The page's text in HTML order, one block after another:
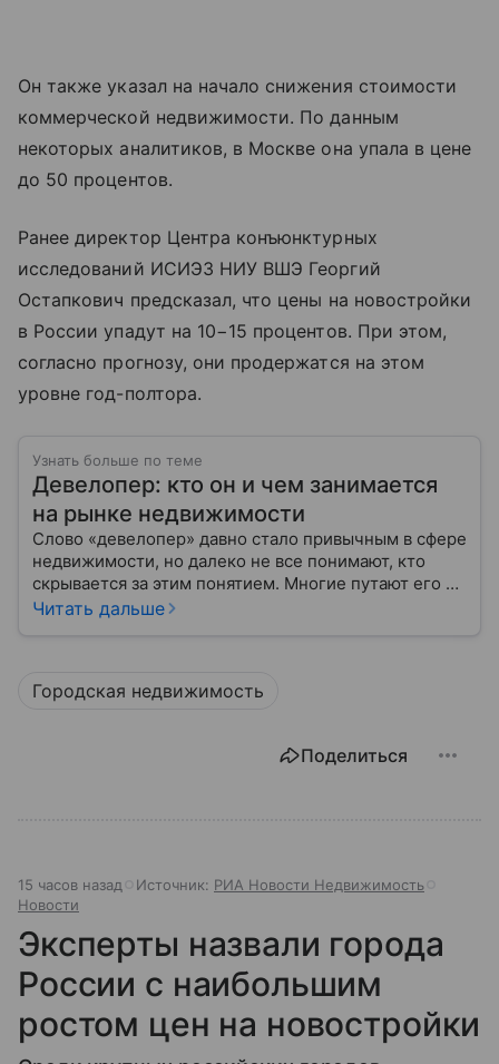
Он также указал на начало снижения стоимости
коммерческой недвижимости. По данным
некоторых аналитиков, в Москве она упала в цене
до 50 процентов.
Ранее директор Центра конъюнктурных
исследований ИСИЭЗ НИУ ВШЭ Георгий
Остапкович предсказал, что цены на новостройки
в России упадут на 10−15 процентов. При этом,
согласно прогнозу, они продержатся на этом
уровне год-полтора.
Узнать больше по теме
Девелопер: кто он и чем занимается
на рынке недвижимости
Слово «девелопер» давно стало привычным в сфере
недвижимости, но далеко не все понимают, кто
скрывается за этим понятием. Многие путают его с
застройщиком, думая, что это одно и то же. На
Читать дальше
Городская недвижимость
Поделиться
15 часов назад Источник: РИА Новости Недвижимость
Новости
Эксперты назвали города
России с наибольшим
ростом цен на новостройки